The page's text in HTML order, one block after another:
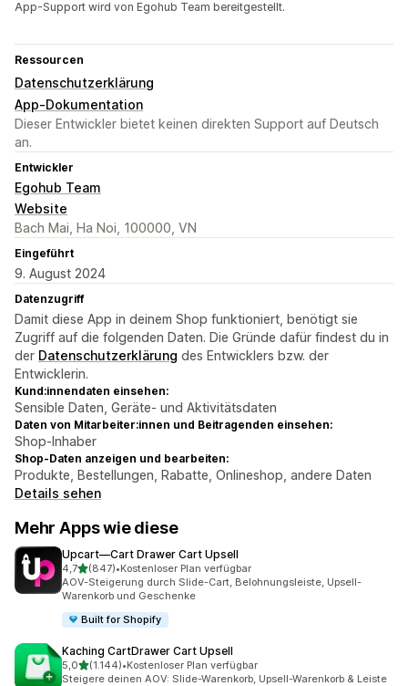
App-Support wird von Egohub Team bereitgestellt.
Ressourcen
Datenschutzerklärung
App-Dokumentation
Dieser Entwickler bietet keinen direkten Support auf Deutsch
an.
Entwickler
Egohub Team
Website
Bach Mai, Ha Noi, 100000, VN
Eingeführt
9. August 2024
Datenzugriff
Damit diese App in deinem Shop funktioniert, benötigt sie
Zugriff auf die folgenden Daten. Die Gründe dafür findest du in
der Datenschutzerklärung des Entwicklers bzw. der
Entwicklerin.
Kund:innendaten einsehen:
Sensible Daten, Geräte- und Aktivitätsdaten
Daten von Mitarbeiter:innen und Beitragenden einsehen:
Shop-Inhaber
Shop-Daten anzeigen und bearbeiten:
Produkte, Bestellungen, Rabatte, Onlineshop, andere Daten
Details sehen
Mehr Apps wie diese
Upcart—Cart Drawer Cart Upsell
4,7von 5 Sternen
(847)
847 Rezensionen insgesamt
•Kostenloser Plan verfügbar
AOV-Steigerung durch Slide-Cart, Belohnungsleiste, Upsell-
Warenkorb und Geschenke
Built for Shopify
Kaching CartDrawer Cart Upsell
5,0von 5 Sternen
(1.144)
1144 Rezensionen insgesamt
•Kostenloser Plan verfügbar
Steigere deinen AOV: Slide-Warenkorb, Upsell-Warenkorb & Leiste